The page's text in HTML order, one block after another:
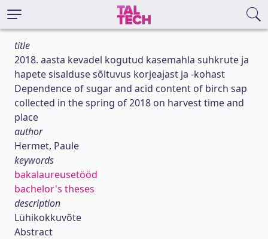
title
2018. aasta kevadel kogutud kasemahla suhkrute ja
hapete sisalduse sõltuvus korjeajast ja -kohast
Dependence of sugar and acid content of birch sap
collected in the spring of 2018 on harvest time and
place
author
Hermet, Paule
keywords
bakalaureusetööd
bachelor's theses
description
Lühikokkuvõte
Abstract